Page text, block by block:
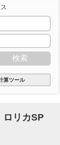
算ツール
ロリカSP